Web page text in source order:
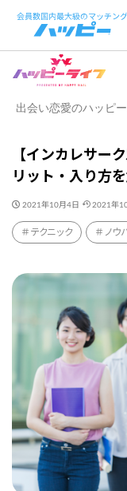
出会い恋愛のハッピ
【インカレサー
リット・入り方
2021年10月4日 2021年
テクニック ノウ